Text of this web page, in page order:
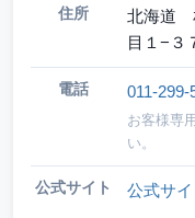
住所
北海道
目１−３
電話 011-299-
お客様専
い。
公式サイト 公式サ